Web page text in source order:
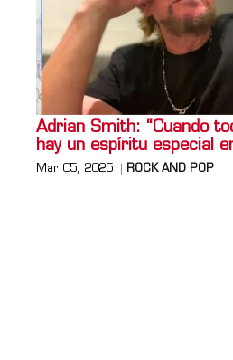
Adrian Smith: “Cuando
hay un espíritu especial
Mar 05, 2025 ROCK AND POP